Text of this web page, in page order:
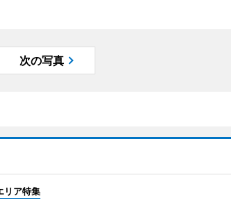
次の写真
リア特集